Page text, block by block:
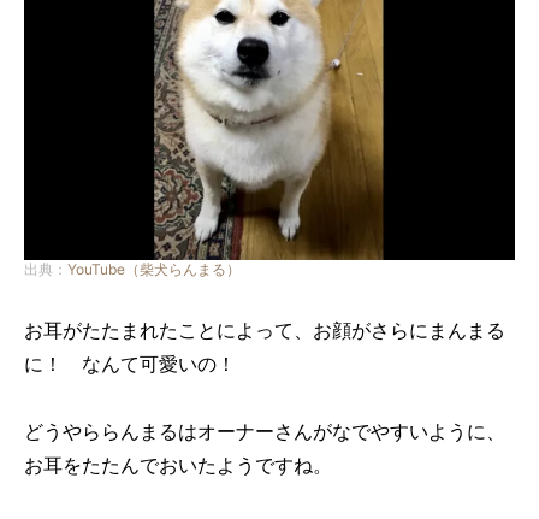
出典： YouTube（柴犬らんまる）
お耳がたたまれたことによって、お顔がさらにまんまる
に！ なんて可愛いの！
どうやららんまるはオーナーさんがなでやすいように、
お耳をたたんでおいたようですね。